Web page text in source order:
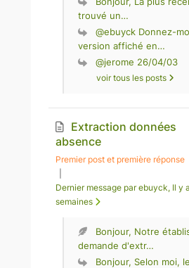
trouvé un…
@ebuyck Donnez-
version affiché en…
@jerome 26/04/03
voir tous les posts
Extraction données
absence
Premier post et première réponse
Dernier message par ebuyck, Il y
semaines
Bonjour, Notre
demande d'extr…
Bonjour, Selon moi,